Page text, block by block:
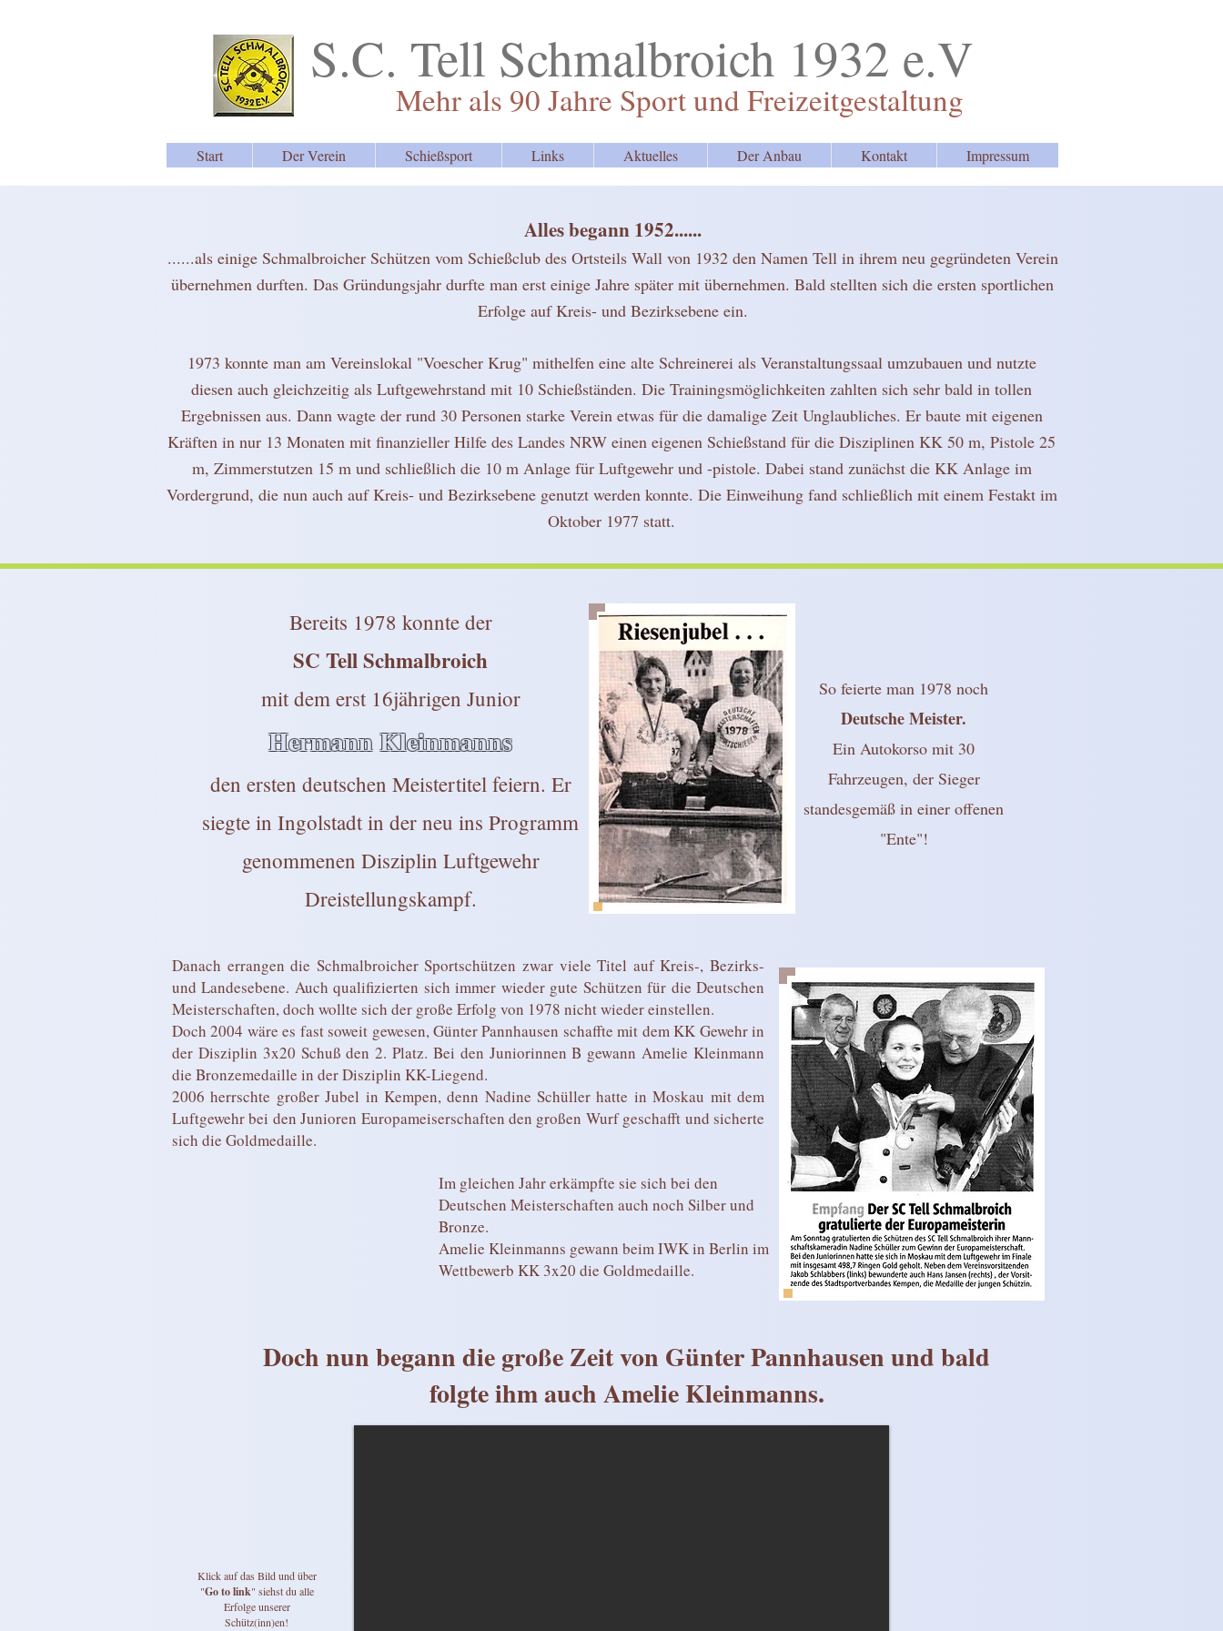
S.C. Tell Schmalbroich 1932 e.V
Mehr als 90 Jahre Sport und Freizeitgestaltung
Start Der Verein Schießsport Links Aktuelles Der Anbau Kontakt Impressum
Alles begann 1952......
......als einige Schmalbroicher Schützen vom Schießclub des Ortsteils Wall von 1932 den Namen Tell in ihrem neu gegründeten Verein
übernehmen durften. Das Gründungsjahr durfte man erst einige Jahre später mit übernehmen. Bald stellten sich die ersten sportlichen
Erfolge auf Kreis- und Bezirksebene ein.
1973 konnte man am Vereinslokal "Voescher Krug" mithelfen eine alte Schreinerei als Veranstaltungssaal umzubauen und nutzte
diesen auch gleichzeitig als Luftgewehrstand mit 10 Schießständen. Die Trainingsmöglichkeiten zahlten sich sehr bald in tollen
Ergebnissen aus. Dann wagte der rund 30 Personen starke Verein etwas für die damalige Zeit Unglaubliches. Er baute mit eigenen
Kräften in nur 13 Monaten mit finanzieller Hilfe des Landes NRW einen eigenen Schießstand für die Disziplinen KK 50 m, Pistole 25
m, Zimmerstutzen 15 m und schließlich die 10 m Anlage für Luftgewehr und -pistole. Dabei stand zunächst die KK Anlage im
Vordergrund, die nun auch auf Kreis- und Bezirksebene genutzt werden konnte. Die Einweihung fand schließlich mit einem Festakt im
Oktober 1977 statt.
Bereits 1978 konnte der
SC Tell Schmalbroich
mit dem erst 16jährigen Junior
Hermann Kleinmanns
den ersten deutschen Meistertitel feiern. Er
siegte in Ingolstadt in der neu ins Programm
genommenen Disziplin Luftgewehr
Dreistellungskampf.
So feierte man 1978 noch
Deutsche Meister.
Ein Autokorso mit 30
Fahrzeugen, der Sieger
standesgemäß in einer offenen
"Ente"!
Danach errangen die Schmalbroicher Sportschützen zwar viele Titel auf Kreis-, Bezirks-
und Landesebene. Auch qualifizierten sich immer wieder gute Schützen für die Deutschen
Meisterschaften, doch wollte sich der große Erfolg von 1978 nicht wieder einstellen.
Doch 2004 wäre es fast soweit gewesen, Günter Pannhausen schaffte mit dem KK Gewehr in
der Disziplin 3x20 Schuß den 2. Platz. Bei den Juniorinnen B gewann Amelie Kleinmann
die Bronzemedaille in der Disziplin KK-Liegend.
2006 herrschte großer Jubel in Kempen, denn Nadine Schüller hatte in Moskau mit dem
Luftgewehr bei den Junioren Europameiserschaften den großen Wurf geschafft und sicherte
sich die Goldmedaille.
Im gleichen Jahr erkämpfte sie sich bei den
Deutschen Meisterschaften auch noch Silber und
Bronze.
Amelie Kleinmanns gewann beim IWK in Berlin im
Wettbewerb KK 3x20 die Goldmedaille.
Doch nun begann die große Zeit von Günter Pannhausen und bald
folgte ihm auch Amelie Kleinmanns.
Klick auf das Bild und über
"Go to link" siehst du alle
Erfolge unserer
Schütz(inn)en!